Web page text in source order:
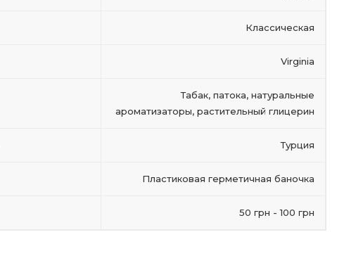
Классическая
Virginia
Табак, патока, натуральные
ароматизаторы, растительный глицерин
Турция
Пластиковая герметичная баночка
50 грн - 100 грн